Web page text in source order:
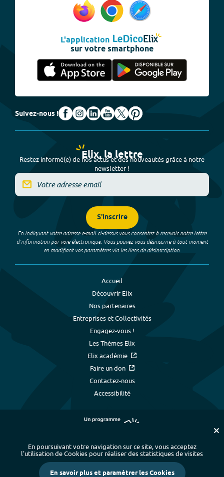
L'application
sur votre smartphone
Suivez-nous !
Elix, la lettre
Restez informé(e) de nos actus et des nouveautés grâce à notre
newsletter !
S'inscrire
En indiquant votre adresse e-mail ci-dessus vous consentez à recevoir notre lettre
d’information par voie électronique. Vous pouvez vous désinscrire à tout moment
en modifiant vos paramètres via les liens de désinscription.
Accueil
Découvrir Elix
Nos partenaires
Entreprises et Collectivités
Engagez-vous !
Les Thèmes Elix
Elix académie
Faire un don
Contactez-nous
Accessibilité
Plan du site - Index alphabétique
-
Mentions légales et données personnelles
- Paramétrer les cookies
En poursuivant votre navigation sur ce site, vous acceptez
l’utilisation de Cookies pour réaliser des statistiques de visites
En savoir plus et paramétrer les Cookies